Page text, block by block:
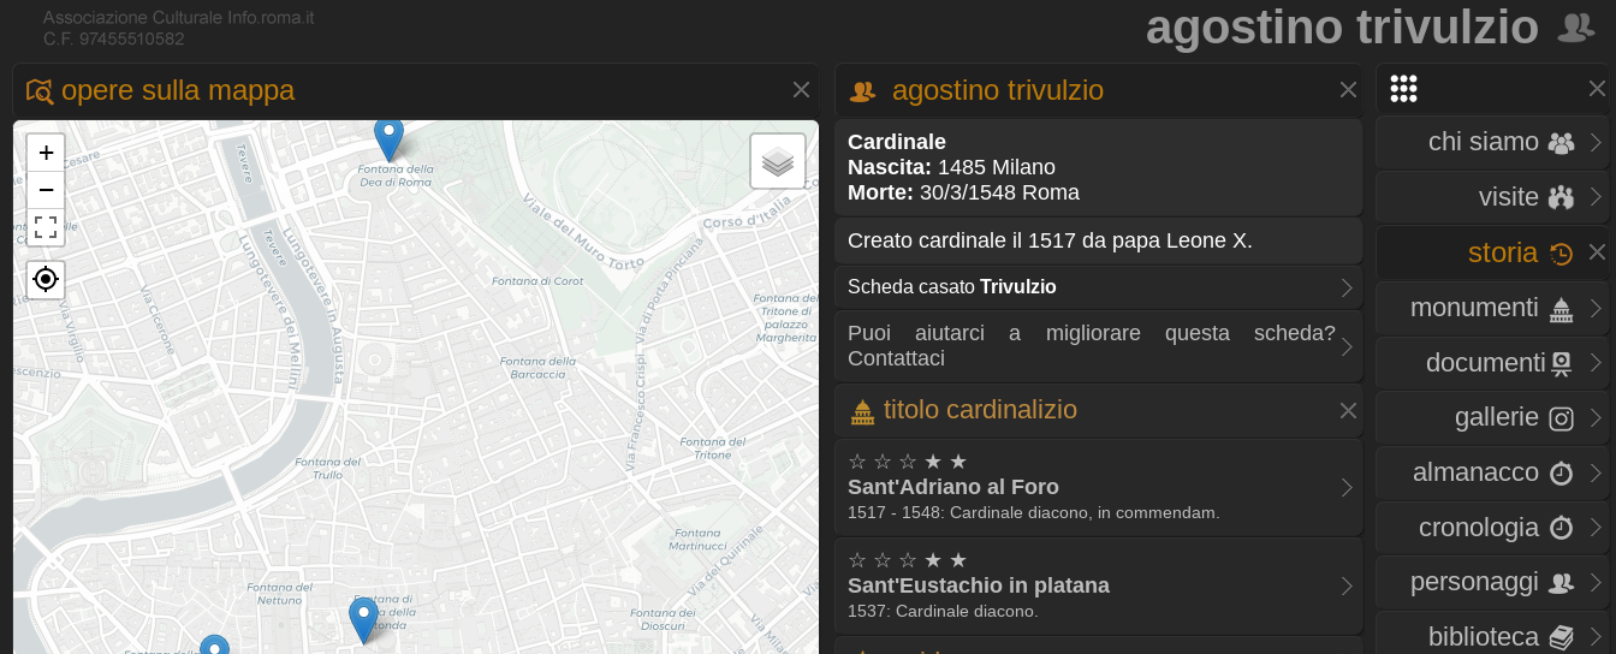
agostino trivulzio
chi siamo
visite
storia
monumenti
documenti
gallerie
almanacco
cronologia
personaggi
biblioteca
opere sulla mappa
+
−
agostino trivulzio
Cardinale
Nascita: 1485 Milano
Morte: 30/3/1548 Roma
Creato cardinale il 1517 da papa Leone X.
Scheda casato Trivulzio
Puoi aiutarci a migliorare questa scheda?
Contattaci
titolo cardinalizio
☆ ☆ ☆ ★ ★
Sant'Adriano al Foro
1517 - 1548: Cardinale diacono, in commendam.
☆ ☆ ☆ ★ ★
Sant'Eustachio in platana
1537: Cardinale diacono.